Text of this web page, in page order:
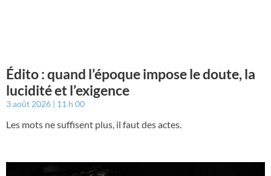
Édito : quand l’époque impose le doute, la
lucidité et l’exigence
3 août 2026 11 h 00
Les mots ne suffisent plus, il faut des actes.